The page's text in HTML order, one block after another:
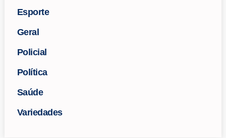
Esporte
Geral
Policial
Política
Saúde
Variedades